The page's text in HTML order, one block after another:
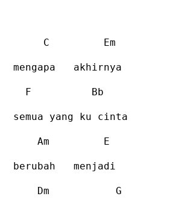
C Em
mengapa akhirnya
F Bb
semua yang ku cinta
Am E
berubah menjadi
Dm G